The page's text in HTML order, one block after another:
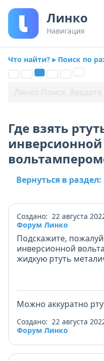
Линко
Навигация
Что найти? ▸ Поиск по
Где взять
инверсионной
Вернуться в
Создано: 22 августа
Форум Линко
Подскажите,
инверсионной
жидкую ртуть
Можно аккуратно
Создано: 22 августа
Форум Линко